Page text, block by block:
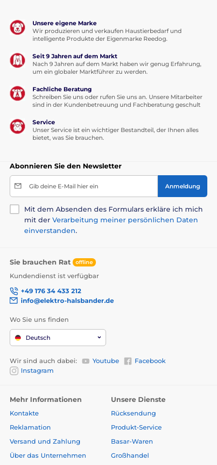
Unsere eigene Marke
Wir produzieren und verkaufen Haustierbedarf und
intelligente Produkte der Eigenmarke Reedog.
Seit 9 Jahren auf dem Markt
Nach 9 Jahren auf dem Markt haben wir genug Erfahrung,
um ein globaler Marktführer zu werden.
Fachliche Beratung
Schreiben Sie uns oder rufen Sie uns an. Unsere Mitarbeiter
sind in der Kundenbetreuung und Fachberatung geschult
Service
Unser Service ist ein wichtiger Bestandteil, der Ihnen alles
bietet, was Sie brauchen.
Abonnieren Sie den Newsletter
Gib deine E-Mail hier ein Anmeldung
Mit dem Absenden des Formulars erkläre ich mich
mit der Verarbeitung meiner persönlichen Daten
einverstanden.
Sie brauchen Rat offline
Kundendienst ist verfügbar
+49 176 34 433 212
info@elektro-halsbander.de
Wo Sie uns finden
Deutsch
Wir sind auch dabei: Youtube
Facebook
Instagram
Mehr Informationen
Kontakte
Reklamation
Versand und Zahlung
Über das Unternehmen
Unsere Dienste
Rücksendung
Produkt-Service
Basar-Waren
Großhandel